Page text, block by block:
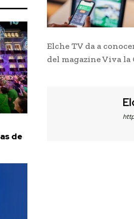
de
Elche TV da a
del magazine Viva la